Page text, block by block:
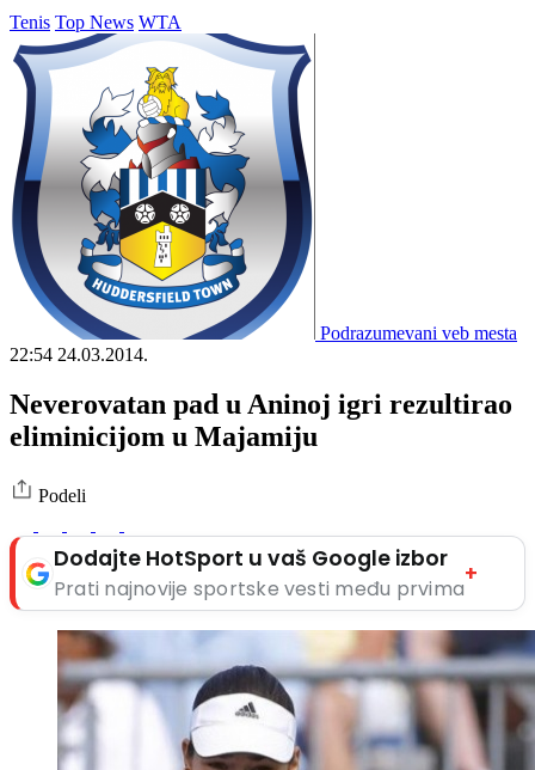
Tenis Top News WTA
Podrazumevani veb mesta
22:54 24.03.2014.
Neverovatan pad u Aninoj igri rezultirao
eliminicijom u Majamiju
Podeli
Dodajte HotSport u vaš Google izbor
Prati najnovije sportske vesti među prvima
+